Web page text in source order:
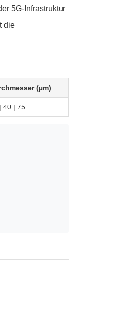
5G-Infrastruktur
die
(µm)
40 | 75